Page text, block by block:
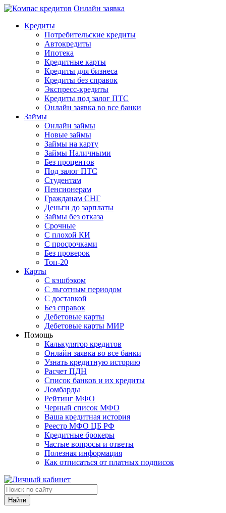
Онлайн заявка
Кредиты
Потребительские кредиты
Автокредиты
Ипотека
Кредитные карты
Кредиты для бизнеса
Кредиты без справок
Экспресс-кредиты
Кредиты под залог ПТС
Онлайн заявка во все банки
Займы
Онлайн займы
Новые займы
Займы на карту
Займы Наличными
Без процентов
Под залог ПТС
Студентам
Пенсионерам
Гражданам СНГ
Деньги до зарплаты
Займы без отказа
Срочные
С плохой КИ
С просрочками
Без проверок
Топ-20
Карты
С кэшбэком
С льготным периодом
С доставкой
Без справок
Дебетовые карты
Дебетовые карты МИР
Помощь
Калькулятор кредитов
Онлайн заявка во все банки
Узнать кредитную историю
Расчет ПДН
Список банков и их кредиты
Ломбарды
Рейтинг МФО
Черный список МФО
Ваша кредитная история
Реестр МФО ЦБ РФ
Кредитные брокеры
Частые вопросы и ответы
Полезная информация
Как отписаться от платных подписок
Найти